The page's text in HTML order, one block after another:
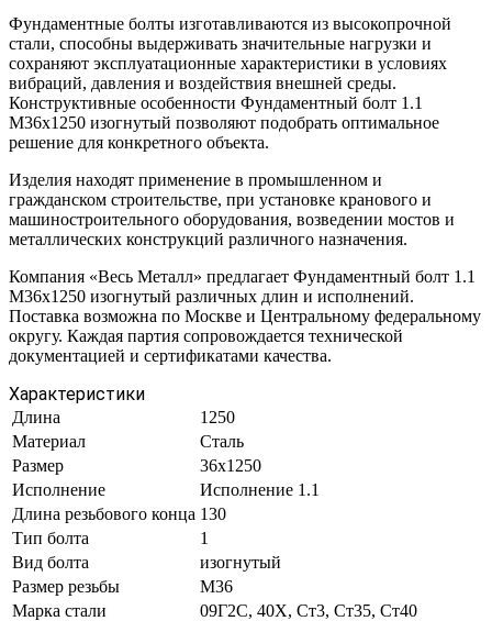
Фундаментные болты изготавливаются из высокопрочной
стали, способны выдерживать значительные нагрузки и
сохраняют эксплуатационные характеристики в условиях
вибраций, давления и воздействия внешней среды.
Конструктивные особенности Фундаментный болт 1.1
М36х1250 изогнутый позволяют подобрать оптимальное
решение для конкретного объекта.
Изделия находят применение в промышленном и
гражданском строительстве, при установке кранового и
машиностроительного оборудования, возведении мостов и
металлических конструкций различного назначения.
Компания «Весь Металл» предлагает Фундаментный болт 1.1
М36х1250 изогнутый различных длин и исполнений.
Поставка возможна по Москве и Центральному федеральному
округу. Каждая партия сопровождается технической
документацией и сертификатами качества.
Характеристики
Длина
1250
Материал
Сталь
Размер
36х1250
Исполнение
Исполнение 1.1
Длина резьбового конца 130
Тип болта
1
Вид болта
изогнутый
Размер резьбы
М36
Марка стали
09Г2С, 40Х, Ст3, Ст35, Ст40